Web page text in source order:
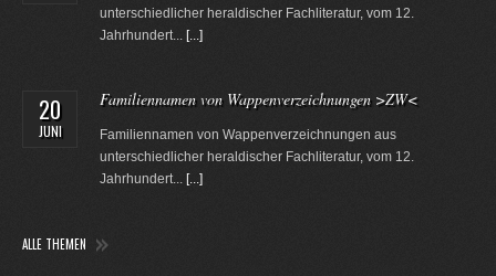
unterschiedlicher heraldischer Fachliteratur, vom 12.
Jahrhundert... [...]
20
JUNI
Familiennamen von Wappenverzeichnungen >ZW<
Familiennamen von Wappenverzeichnungen aus
unterschiedlicher heraldischer Fachliteratur, vom 12.
Jahrhundert... [...]
ALLE THEMEN